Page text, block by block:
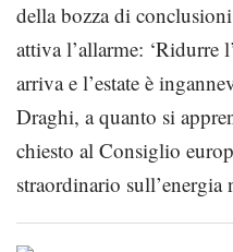
della bozza di
attiva l’allarme: ‘Ridurre
arriva e l’estate è
Draghi, a quanto si
chiesto al Consiglio
straordinario sull’energia